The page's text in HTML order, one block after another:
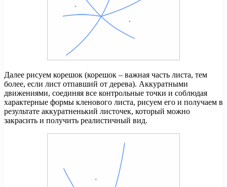
Далее рисуем корешок (корешок – важная часть листа, тем
более, если лист отпавший от дерева). Аккуратными
движениями, соединяя все контрольные точки и соблюдая
характерные формы кленового листа, рисуем его и получаем в
результате аккуратненький листочек, который можно
закрасить и получить реалистичный вид.